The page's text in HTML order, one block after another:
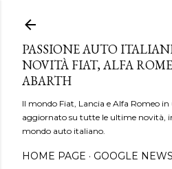
PASSIONE AUTO
NOVITÀ FIAT, ALFA
ABARTH
Il mondo Fiat, Lancia e Alfa Romeo in
aggiornato su tutte le ultime novità,
mondo auto italiano.
HOME PAGE GOOGLE NEWS